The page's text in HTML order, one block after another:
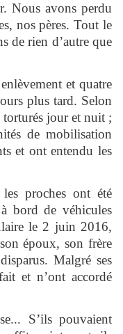
Nous avons perdu
nos pères. Tout le
de rien d’autre que
et quatre
plus tard. Selon
torturés jour et nuit ;
de mobilisation
et ont entendu les
proches ont été
bord de véhicules
le 2 juin 2016,
époux, son frère
Malgré ses
et n’ont accordé
S’ils pouvaient